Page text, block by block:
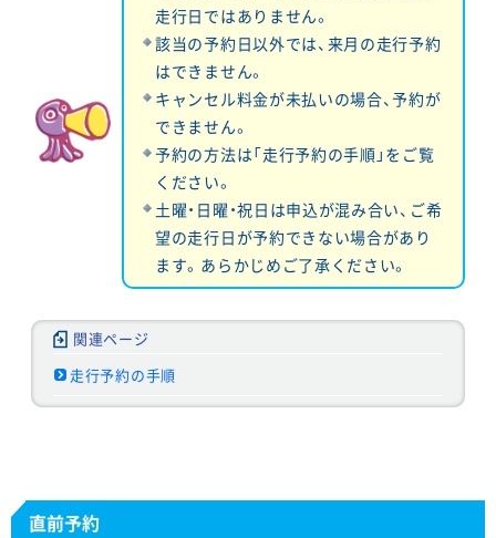
走行日ではありません。
該当の予約日以外では、来月の走行予約
はできません。
キャンセル料金が未払いの場合、予約が
できません。
予約の方法は「走行予約の手順」をご覧
ください。
土曜・日曜・祝日は申込が混み合い、ご希
望の走行日が予約できない場合があり
ます。あらかじめご了承ください。
走行予約の手順
直前予約